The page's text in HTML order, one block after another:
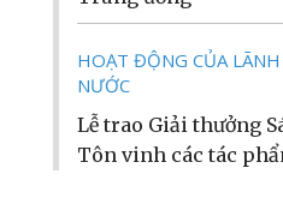
HOẠT ĐỘNG CỦA
NƯỚC
Lễ trao Giải thưởng
Tôn vinh các tác